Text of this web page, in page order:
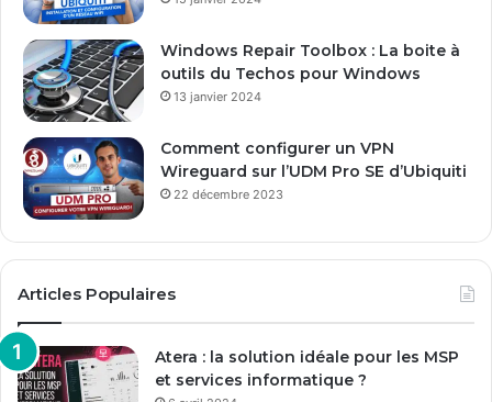
Windows Repair Toolbox : La boite à
outils du Techos pour Windows
13 janvier 2024
Comment configurer un VPN
Wireguard sur l’UDM Pro SE d’Ubiquiti
22 décembre 2023
Articles Populaires
Atera : la solution idéale pour les MSP
et services informatique ?